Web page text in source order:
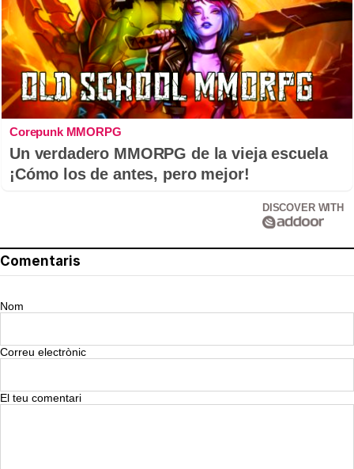
Corepunk MMORPG
Un verdadero MMORPG de la vieja escuela
¡Cómo los de antes, pero mejor!
DISCOVER WITH
Comentaris
Nom
Correu electrònic
El teu comentari